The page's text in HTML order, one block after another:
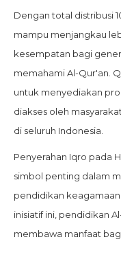
Dengan total distribusi
mampu menjangkau
kesempatan bagi
memahami Al-Qur'an.
untuk menyediakan
diakses oleh
di seluruh Indonesia.
Penyerahan Iqro pada
simbol penting dalam
pendidikan
inisiatif ini, pendidikan
membawa manfaat